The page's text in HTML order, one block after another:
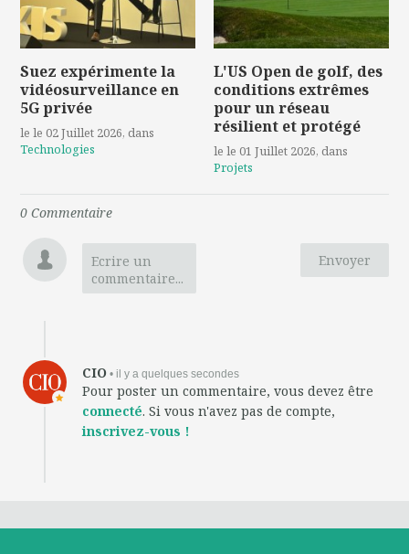
Suez expérimente la
vidéosurveillance en
5G privée
le le 02 Juillet 2026, dans
Technologies
L'US Open de golf, des
conditions extrêmes
pour un réseau
résilient et protégé
le le 01 Juillet 2026, dans
Projets
0 Commentaire
Envoyer
Ecrire un
commentaire...
CIO • il y a quelques secondes
Pour poster un commentaire, vous devez être
connecté. Si vous n'avez pas de compte,
inscrivez-vous !